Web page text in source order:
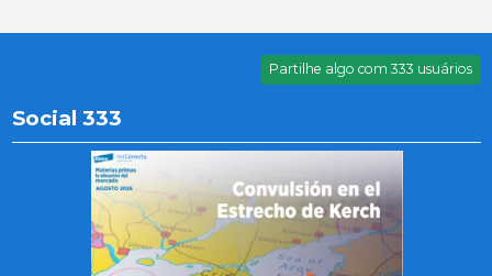
Partilhe algo com 333 usuários
Social 333